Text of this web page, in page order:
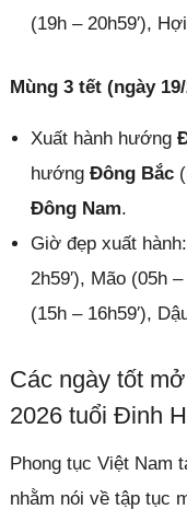
(19h – 20h59′),
Mùng 3 tết (ngày
Xuất hành hướng
hướng Đông Bắc
Đông Nam.
Giờ đẹp xuất
2h59′), Mão (05h
(15h – 16h59′),
Các ngày tốt
2026 tuổi Đinh
Phong tục Việt Nam
nhằm nói về tập tục